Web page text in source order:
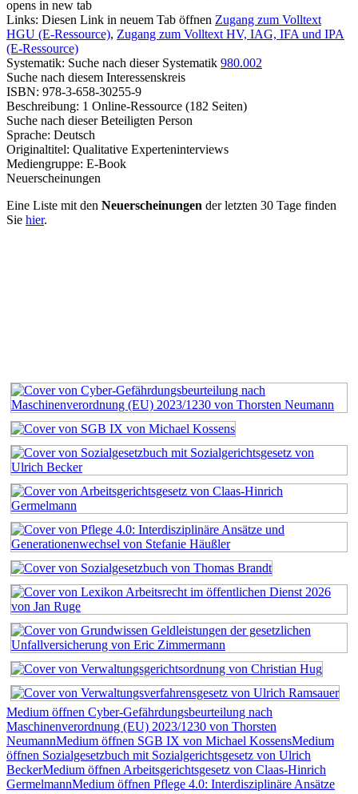
opens in new tab
Links: Diesen Link in neuem Tab öffnen Zugang zum Volltext
HGU (E-Ressource), Zugang zum Volltext HV, IAG, IFA und IPA
(E-Ressource)
Systematik: Suche nach dieser Systematik 980.002
Suche nach diesem Interessenskreis
ISBN: 978-3-658-30255-9
Beschreibung: 1 Online-Ressource (182 Seiten)
Suche nach dieser Beteiligten Person
Sprache: Deutsch
Originaltitel: Qualitative Experteninterviews
Mediengruppe: E-Book
Neuerscheinungen
Eine Liste mit den Neuerscheinungen der letzten 30 Tage finden
Sie hier.
Medium öffnen Cyber-Gefährdungsbeurteilung nach
Maschinenverordnung (EU) 2023/1230 von Thorsten
NeumannMedium öffnen SGB IX von Michael KossensMedium
öffnen Sozialgesetzbuch mit Sozialgerichtsgesetz von Ulrich
BeckerMedium öffnen Arbeitsgerichtsgesetz von Claas-Hinrich
GermelmannMedium öffnen Pflege 4.0: Interdisziplinäre Ansätze